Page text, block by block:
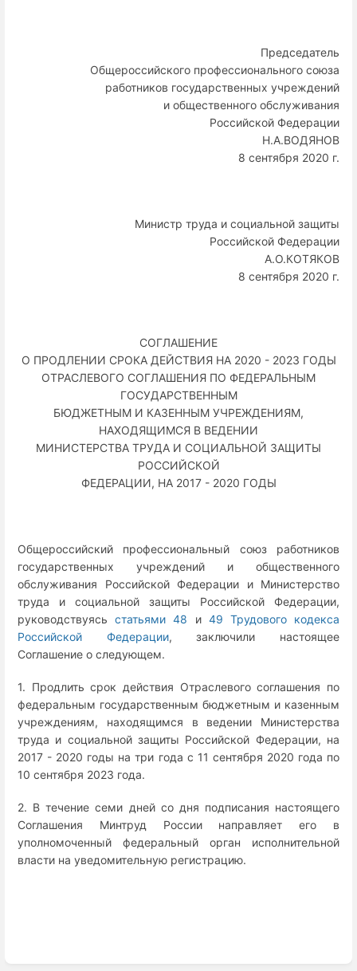
Председатель
Общероссийского профессионального союза
работников государственных учреждений
и общественного обслуживания
Российской Федерации
Н.А.ВОДЯНОВ
8 сентября 2020 г.
Министр труда и социальной защиты
Российской Федерации
А.О.КОТЯКОВ
8 сентября 2020 г.
СОГЛАШЕНИЕ
О ПРОДЛЕНИИ СРОКА ДЕЙСТВИЯ НА 2020 - 2023 ГОДЫ
ОТРАСЛЕВОГО СОГЛАШЕНИЯ ПО ФЕДЕРАЛЬНЫМ
ГОСУДАРСТВЕННЫМ
БЮДЖЕТНЫМ И КАЗЕННЫМ УЧРЕЖДЕНИЯМ,
НАХОДЯЩИМСЯ В ВЕДЕНИИ
МИНИСТЕРСТВА ТРУДА И СОЦИАЛЬНОЙ ЗАЩИТЫ
РОССИЙСКОЙ
ФЕДЕРАЦИИ, НА 2017 - 2020 ГОДЫ
Общероссийский профессиональный союз работников
государственных учреждений и общественного
обслуживания Российской Федерации и Министерство
труда и социальной защиты Российской Федерации,
руководствуясьстатьями 48 и 49 Трудового кодекса
Российской Федерации, заключили настоящее
Соглашение о следующем.
1. Продлить срок действия Отраслевого соглашения по
федеральным государственным бюджетным и казенным
учреждениям, находящимся в ведении Министерства
труда и социальной защиты Российской Федерации, на
2017 - 2020 годы на три года с 11 сентября 2020 года по
10 сентября 2023 года.
2. В течение семи дней со дня подписания настоящего
Соглашения Минтруд России направляет его в
уполномоченный федеральный орган исполнительной
власти на уведомительную регистрацию.